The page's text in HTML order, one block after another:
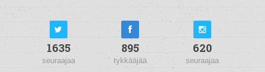
1635
seuraajaa
895
tykkääjää
620
seuraajaa